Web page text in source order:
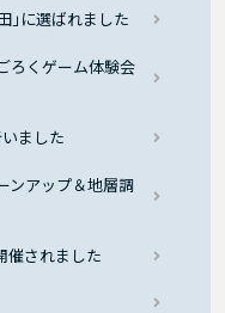
｣に選ばれました
ろくゲーム体験会
ました
ンアップ＆地層調
催されました